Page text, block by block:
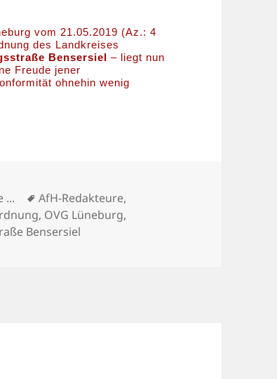
vom 21.05.2019 (Az.: 4
des Landkreises
Bensersiel – liegt nun
Freude jener
ohnehin wenig
... Schlagwörter
AfH-Redakteure,
, OVG Lüneburg,
Bensersiel